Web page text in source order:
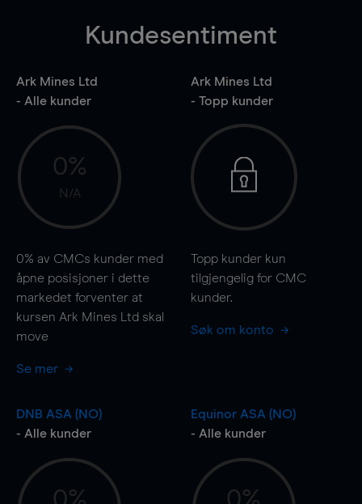
Kundesentiment
Ark Mines Ltd
- Alle kunder
0%
N/A
0% av CMCs kunder med
åpne posisjoner i dette
markedet forventer at
kursen Ark Mines Ltd skal
move
Se mer
Ark Mines Ltd
- Topp kunder
Topp kunder kun
tilgjengelig for CMC
kunder.
Søk om konto
DNB ASA (NO)
- Alle kunder
Equinor ASA (NO)
- Alle kunder